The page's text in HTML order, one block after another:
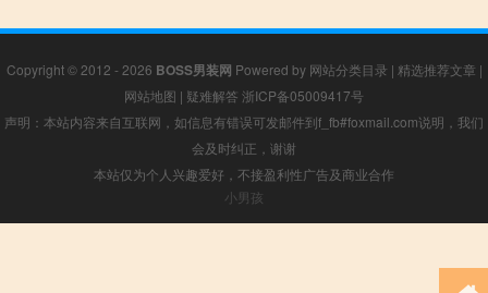
Copyright © 2012 - 2026 BOSS男装网 Powered by 网站分类目录 | 精选推荐文章 |
网站地图 | 疑难解答 浙ICP备05009417号
声明：本站内容来自互联网，如信息有错误可发邮件到f_fb#foxmail.com说明，我们
会及时纠正，谢谢
本站仅为个人兴趣爱好，不接盈利性广告及商业合作
小男孩